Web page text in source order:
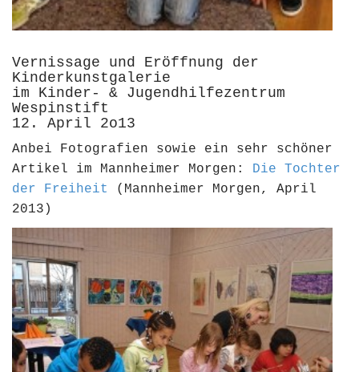
Vernissage und Eröffnung der
Kinderkunstgalerie
im Kinder- & Jugendhilfezentrum
Wespinstift
12. April 2o13
Anbei Fotografien sowie ein sehr schöner
Artikel im Mannheimer Morgen: Die Tochter
der Freiheit
(Mannheimer Morgen, April
2013)